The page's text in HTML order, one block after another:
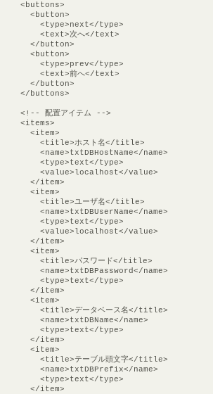
    <buttons>
      <button>
        <type>next</type>
        <text>次へ</text>
      </button>
      <button>
        <type>prev</type>
        <text>前へ</text>
      </button>
    </buttons>
    <!-- 配置アイテム -->
    <items>
      <item>
        <title>ホスト名</title>
        <name>txtDBHostName</name>
        <type>text</type>
        <value>localhost</value>
      </item>
      <item>
        <title>ユーザ名</title>
        <name>txtDBUserName</name>
        <type>text</type>
        <value>localhost</value>
      </item>
      <item>
        <title>パスワード</title>
        <name>txtDBPassword</name>
        <type>text</type>
      </item>
      <item>
        <title>データベース名</title>
        <name>txtDBName</name>
        <type>text</type>
      </item>
      <item>
        <title>テーブル頭文字</title>
        <name>txtDBPrefix</name>
        <type>text</type>
      </item>